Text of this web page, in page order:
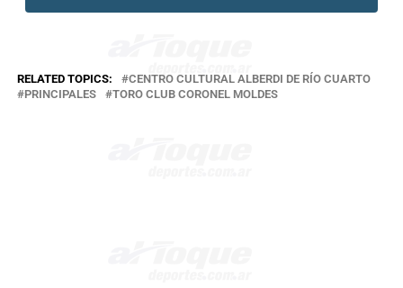
RELATED TOPICS:
CENTRO CULTURAL ALBERDI DE RÍO CUARTO
PRINCIPALES
TORO CLUB CORONEL MOLDES